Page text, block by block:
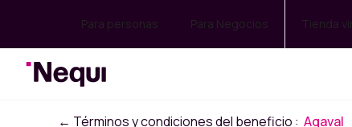
Para personas Para Negocios Tienda
← Términos y condiciones del beneficio : Agaval